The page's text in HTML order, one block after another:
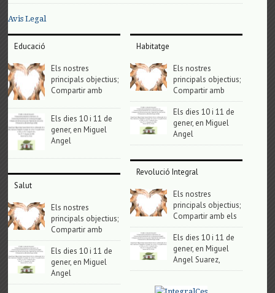
Avis Legal
Educació
Els nostres
principals objectius;
Compartir amb
Els dies 10 i 11 de
gener, en Miguel
Angel
Salut
Els nostres
principals objectius;
Compartir amb
Els dies 10 i 11 de
gener, en Miguel
Angel
Habitatge
Els nostres
principals objectius;
Compartir amb
Els dies 10 i 11 de
gener, en Miguel
Angel
Revolució Integral
Els nostres
principals objectius;
Compartir amb els
Els dies 10 i 11 de
gener, en Miguel
Angel Suarez,